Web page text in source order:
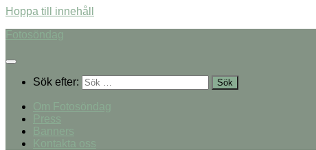
Hoppa till innehåll
Fotosöndag
Sök efter:
Om Fotosöndag
Press
Banners
Kontakta oss